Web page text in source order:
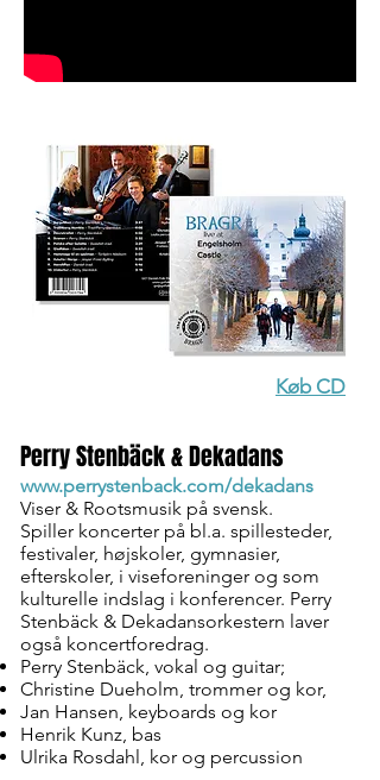
Køb CD
Perry Stenbäck & Dekadans
www.perrystenback.com/dekadans
Viser & Rootsmusik på svensk.
Spiller koncerter på bl.a. spillesteder,
festivaler, højskoler, gymnasier,
efterskoler, i viseforeninger og som
kulturelle indslag i konferencer. Perry
Stenbäck & Dekadansorkestern laver
også koncertforedrag.
Perry Stenbäck, vokal og guitar;
Christine Dueholm, trommer og kor,
Jan Hansen, keyboards og kor
Henrik Kunz, bas
Ulrika Rosdahl, kor og percussion